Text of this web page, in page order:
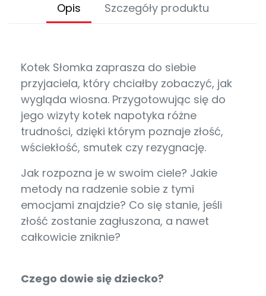
Opis Szczegóły produktu
Kotek Słomka zaprasza do siebie
przyjaciela, który chciałby zobaczyć, jak
wygląda wiosna. Przygotowując się do
jego wizyty kotek napotyka różne
trudności, dzięki którym poznaje złość,
wściekłość, smutek czy rezygnację.
Jak rozpozna je w swoim ciele? Jakie
metody na radzenie sobie z tymi
emocjami znajdzie? Co się stanie, jeśli
złość zostanie zagłuszona, a nawet
całkowicie zniknie?
Czego dowie się dziecko?